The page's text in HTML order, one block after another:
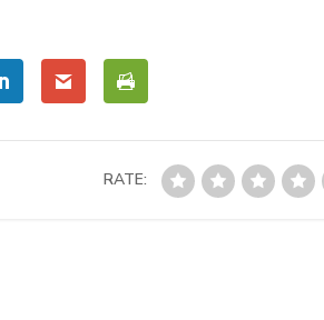
RATE: